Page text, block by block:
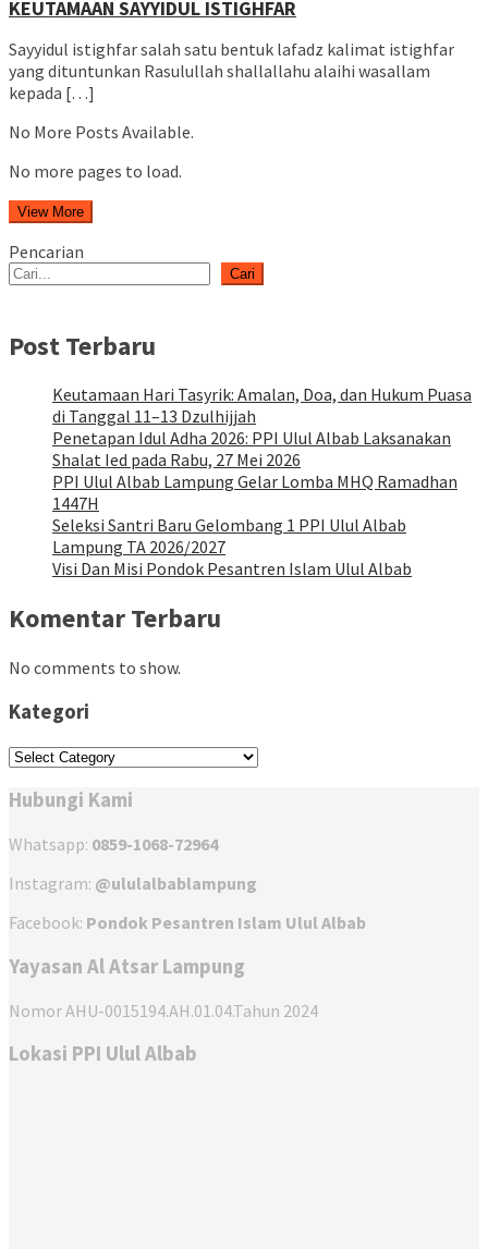
KEUTAMAAN SAYYIDUL ISTIGHFAR
Sayyidul istighfar salah satu bentuk lafadz kalimat istighfar
yang dituntunkan Rasulullah shallallahu alaihi wasallam
kepada […]
No More Posts Available.
No more pages to load.
View More
Pencarian
Cari
Post Terbaru
Keutamaan Hari Tasyrik: Amalan, Doa, dan Hukum Puasa
di Tanggal 11–13 Dzulhijjah
Penetapan Idul Adha 2026: PPI Ulul Albab Laksanakan
Shalat Ied pada Rabu, 27 Mei 2026
PPI Ulul Albab Lampung Gelar Lomba MHQ Ramadhan
1447H
Seleksi Santri Baru Gelombang 1 PPI Ulul Albab
Lampung TA 2026/2027
Visi Dan Misi Pondok Pesantren Islam Ulul Albab
Komentar Terbaru
No comments to show.
Kategori
Kategori
Hubungi Kami
Whatsapp: 0859-1068-72964
Instagram: @ululalbablampung
Facebook: Pondok Pesantren Islam Ulul Albab
Yayasan Al Atsar Lampung
Nomor AHU-0015194.AH.01.04.Tahun 2024
Lokasi PPI Ulul Albab